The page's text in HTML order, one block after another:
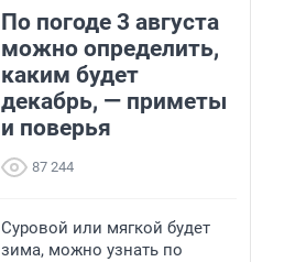
По погоде 3 августа
можно определить,
каким будет
декабрь, — приметы
и поверья
87 244
Суровой или мягкой будет
зима, можно узнать по